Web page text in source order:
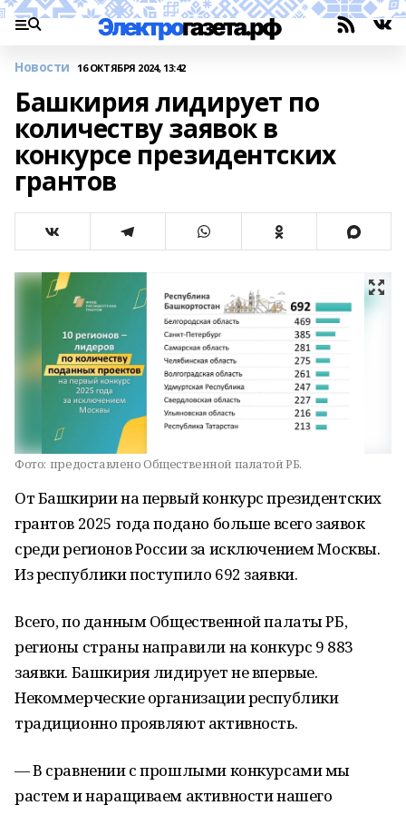
Новости 16 ОКТЯБРЯ 2024, 13:42
Башкирия лидирует по
количеству заявок в
конкурсе президентских
грантов
Фото: предоставлено Общественной палатой РБ.
От Башкирии на первый конкурс президентских
грантов 2025 года подано больше всего заявок
среди регионов России за исключением Москвы.
Из республики поступило 692 заявки.
Всего, по данным Общественной палаты РБ,
регионы страны направили на конкурс 9 883
заявки. Башкирия лидирует не впервые.
Некоммерческие организации республики
традиционно проявляют активность.
— В сравнении с прошлыми конкурсами мы
растем и наращиваем активности нашего